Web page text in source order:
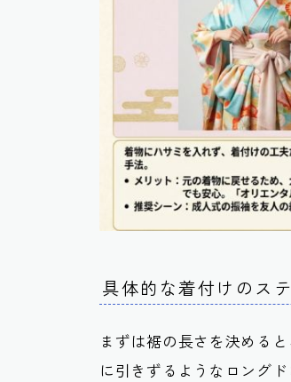
具体的な着付けのス
まずは裾の長さを決める
に引きずるようなロング